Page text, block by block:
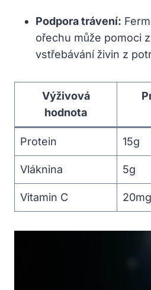
Podpora trávení:
ořechu může pomoci
vstřebávání živin z
Výživová
hodnota
Protein 15g
Vláknina 5g
Vitamin C 20mg